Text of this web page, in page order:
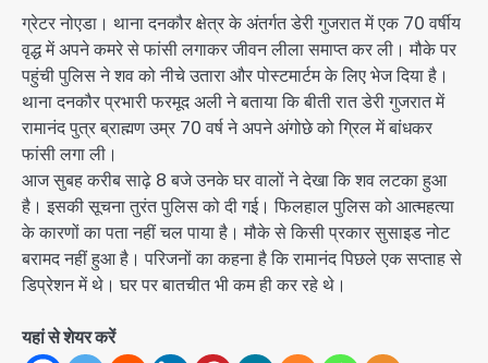
ग्रेटर नोएडा। थाना दनकौर क्षेत्र के अंतर्गत डेरी गुजरात में एक 70 वर्षीय
वृद्ध में अपने कमरे से फांसी लगाकर जीवन लीला समाप्त कर ली। मौके पर
पहुंची पुलिस ने शव को नीचे उतारा और पोस्टमार्टम के लिए भेज दिया है।
थाना दनकौर प्रभारी फरमूद अली ने बताया कि बीती रात डेरी गुजरात में
रामानंद पुत्र ब्राह्मण उम्र 70 वर्ष ने अपने अंगोछे को ग्रिल में बांधकर
फांसी लगा ली।
आज सुबह करीब साढ़े 8 बजे उनके घर वालों ने देखा कि शव लटका हुआ
है। इसकी सूचना तुरंत पुलिस को दी गई। फिलहाल पुलिस को आत्महत्या
के कारणों का पता नहीं चल पाया है। मौके से किसी प्रकार सुसाइड नोट
बरामद नहीं हुआ है। परिजनों का कहना है कि रामानंद पिछले एक सप्ताह से
डिप्रेशन में थे। घर पर बातचीत भी कम ही कर रहे थे।
यहां से शेयर करें